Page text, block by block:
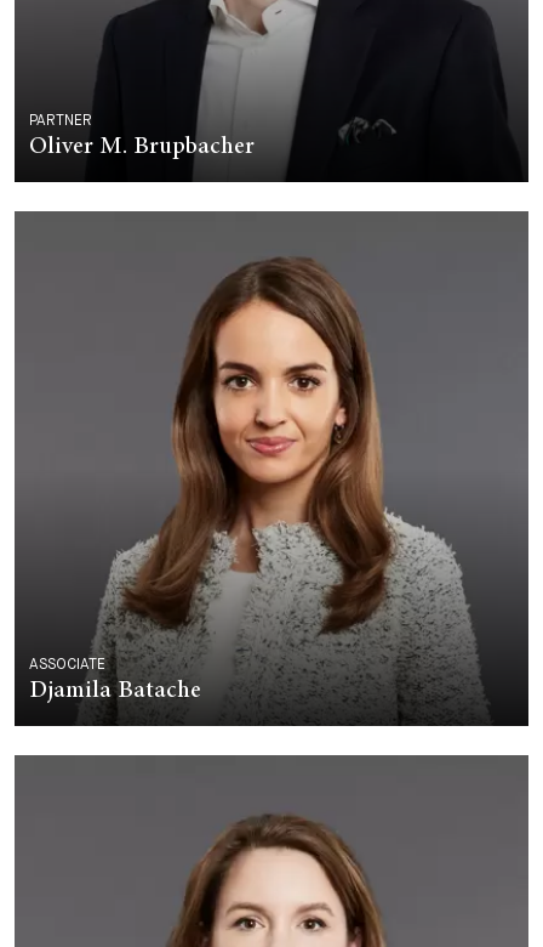
PARTNER
Oliver M. Brupbacher
ASSOCIATE
Djamila Batache